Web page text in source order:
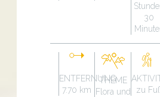
30
ENTFERNUNG
7.70 km
THEME
Flora und
zu